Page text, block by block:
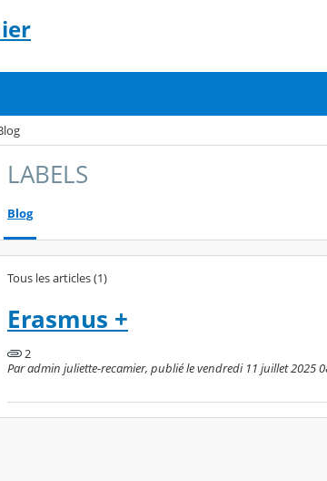
LABELS
Blog
Tous les articles (1)
Erasmus +
2
Par admin juliette-recamier, publié le vendredi 11 juillet 2025